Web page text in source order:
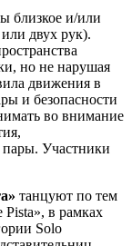
близкое и/или
двух рук).
но не нарушая
движения в
и безопасности
во внимание
пары. Участники
танцуют по тем
в рамках
Solo